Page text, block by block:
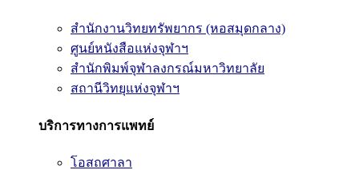
สำนักงานวิทยทรัพยากร (หอสมุดกลาง)
ศูนย์หนังสือแห่งจุฬาฯ
สำนักพิมพ์จุฬาลงกรณ์มหาวิทยาลัย
สถานีวิทยุแห่งจุฬาฯ
บริการทางการแพทย์
โอสถศาลา